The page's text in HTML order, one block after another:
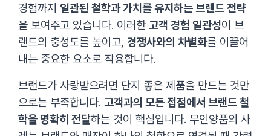
경험까지 일관된 철학과 가치를 유지하는 브랜드 전략
을 보여주고 있습니다. 이러한 고객 경험 일관성이 브
랜드의 충성도를 높이고, 경쟁사와의 차별화를 이끌어
내는 중요한 요소로 작용합니다.
브랜드가 사랑받으려면 단지 좋은 제품을 만드는 것만
으로는 부족합니다. 고객과의 모든 접점에서 브랜드 철
학을 명확히 전달하는 것이 핵심입니다. 무인양품의 사